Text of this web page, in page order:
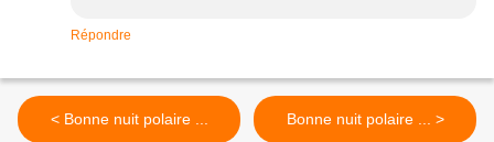
Répondre
< Bonne nuit polaire ... Bonne nuit polaire ... >